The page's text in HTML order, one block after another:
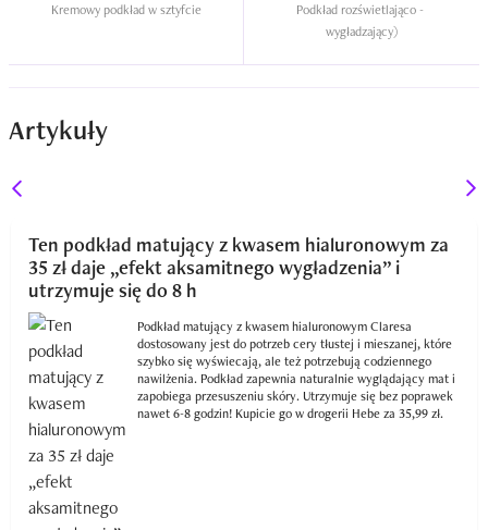
Kremowy podkład w sztyfcie
Podkład rozświetlająco -
wygładzający)
Artykuły
Ten podkład matujący z kwasem hialuronowym za
35 zł daje „efekt aksamitnego wygładzenia” i
utrzymuje się do 8 h
Podkład matujący z kwasem hialuronowym Claresa
dostosowany jest do potrzeb cery tłustej i mieszanej, które
szybko się wyświecają, ale też potrzebują codziennego
nawilżenia. Podkład zapewnia naturalnie wyglądający mat i
zapobiega przesuszeniu skóry. Utrzymuje się bez poprawek
nawet 6-8 godzin! Kupicie go w drogerii Hebe za 35,99 zł.